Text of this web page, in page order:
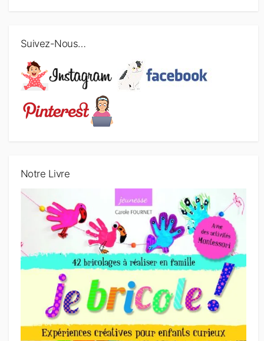
Suivez-Nous…
Notre Livre